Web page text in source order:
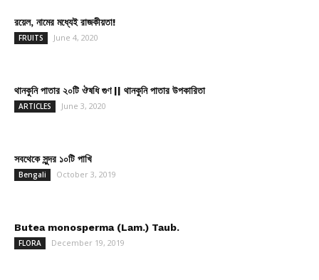
রয়েল, নামের মধ্যেই রাজকীয়তা!
FRUITS June 4, 2020
থানকুনি পাতার ২০টি ঔষধি গুণ || থানকুনি পাতার উপকারিতা
ARTICLES June 3, 2020
সবথেকে সুন্দর ১০টি পাখি
Bengali October 3, 2019
Butea monosperma (Lam.) Taub.
FLORA December 19, 2019